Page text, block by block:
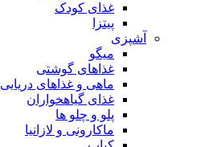
غذای کودک
پیتزا
آشپزی
میگو
غذاهای گوشتی
ماهی و غذاهای دریایی
غذای گیاهخواران
پلو و چلو ها
ماکارونی و لازانیا